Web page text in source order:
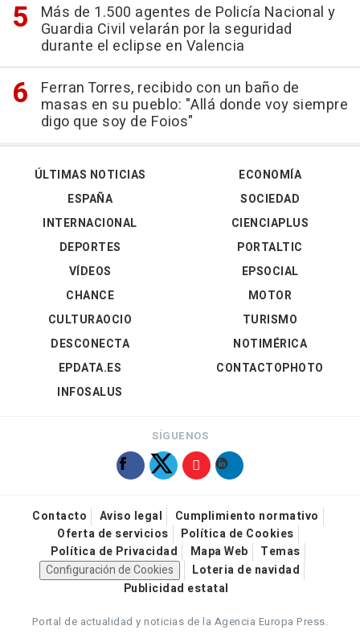
Más de 1.500 agentes de Policía Nacional y
Guardia Civil velarán por la seguridad
durante el eclipse en Valencia
Ferran Torres, recibido con un baño de
masas en su pueblo: "Allá donde voy siempre
digo que soy de Foios"
ÚLTIMAS NOTICIAS
ESPAÑA
INTERNACIONAL
DEPORTES
VÍDEOS
ECONOMÍA
SOCIEDAD
CIENCIAPLUS
PORTALTIC
EPSOCIAL
CHANCE
CULTURAOCIO
DESCONECTA
EPDATA.ES
INFOSALUS
MOTOR
TURISMO
NOTIMÉRICA
CONTACTOPHOTO
SÍGUENOS
Contacto Aviso legal
Cumplimiento normativo
Oferta de servicios
Política de Cookies
Política de Privacidad
Mapa Web
Temas
Configuración de Cookies
Loteria de navidad
Publicidad estatal
Portal de actualidad y noticias de la Agencia Europa Press.